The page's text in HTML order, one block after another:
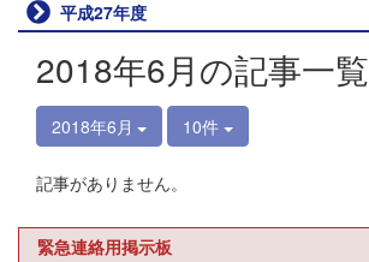
平成27年度
2018年6月の記事一覧
2018年6月 10件
記事がありません。
緊急連絡用掲示板